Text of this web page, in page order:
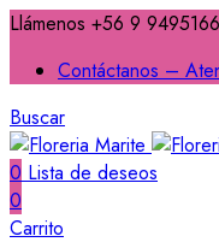
Llámenos +56 9
Contáctanos –
Buscar
0 Lista de deseos
0
Carrito